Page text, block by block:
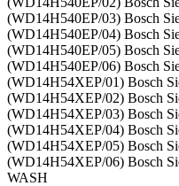
(WD14H540EP/03) Bosch
(WD14H540EP/04) Bosch
(WD14H540EP/05) Bosch
(WD14H540EP/06) Bosch
(WD14H54XEP/01) Bosch
(WD14H54XEP/02) Bosch
(WD14H54XEP/03) Bosch
(WD14H54XEP/04) Bosch
(WD14H54XEP/05) Bosch
(WD14H54XEP/06) Bosch
WASH